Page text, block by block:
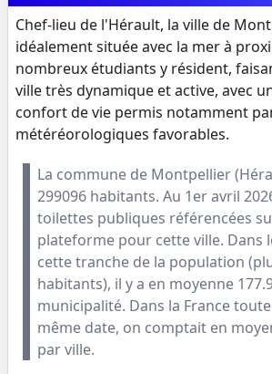
Chef-lieu de l'Hérault, la ville de
idéalement située avec la mer à
nombreux étudiants y résident,
ville très dynamique et active, avec
confort de vie permis notamment
météréorologiques favorables.
La commune de Montpellier(
299096 habitants. Au 1er avril
toilettes publiques référencées
plateforme pour cette ville. Dans
cette tranche de la population (
habitants), il y a en moyenne
municipalité. Dans la France
même date, on comptait en
par ville.